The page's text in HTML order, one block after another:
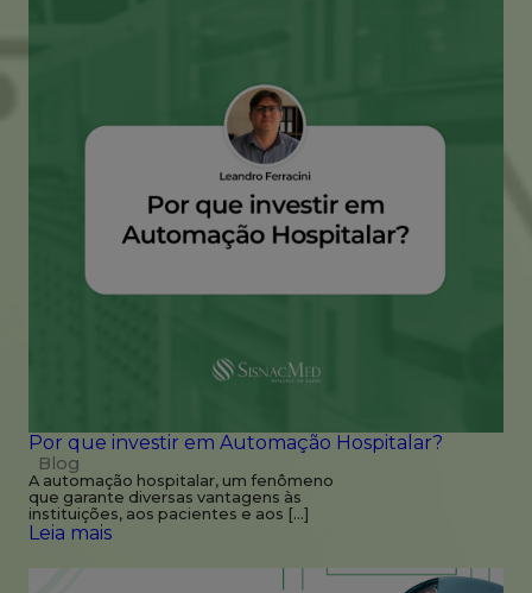
Por que investir em Automação Hospitalar?
Blog
A automação hospitalar, um fenômeno
que garante diversas vantagens às
instituições, aos pacientes e aos […]
Leia mais